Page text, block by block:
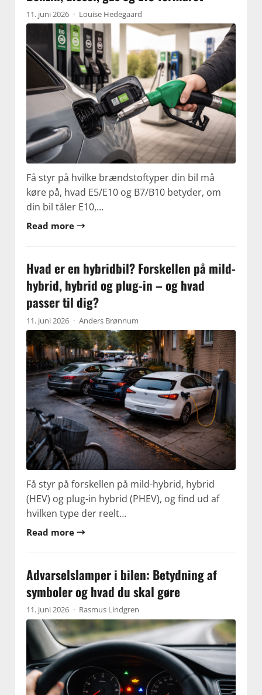
11. juni 2026 · Louise Hedegaard
Få styr på hvilke brændstoftyper din bil må
køre på, hvad E5/E10 og B7/B10 betyder, om
din bil tåler E10,…
Read more →
Hvad er en hybridbil? Forskellen på mild-
hybrid, hybrid og plug-in – og hvad
passer til dig?
11. juni 2026 · Anders Brønnum
Få styr på forskellen på mild-hybrid, hybrid
(HEV) og plug-in hybrid (PHEV), og find ud af
hvilken type der reelt…
Read more →
Advarselslamper i bilen: Betydning af
symboler og hvad du skal gøre
11. juni 2026 · Rasmus Lindgren